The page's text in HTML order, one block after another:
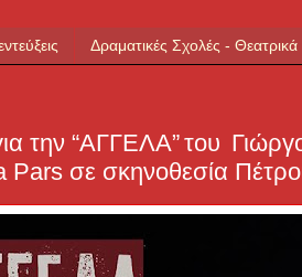
Δραματικές Σχολές -
την “ΑΓΓΕΛΑ” του
Pars σε σκηνοθεσία